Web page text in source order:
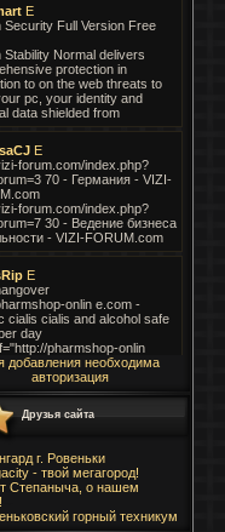
добавления необходима
авторизация
Друзья сайта
г. Ровеньки
- твой мегагород!
Степаныча, о нашем
горный техникум